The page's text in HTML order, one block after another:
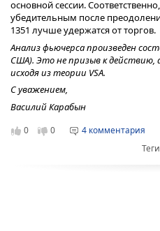
основной сессии.
убедительным после
1351 лучше удержатся от торгов.
Анализ фьючерса произведен
США). Это не призыв к действию,
исходя из теории VSA.
С уважением,
Василий Карабын
0 0
4 комментария